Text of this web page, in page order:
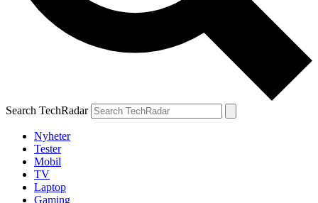
Search TechRadar
Nyheter
Tester
Mobil
TV
Laptop
Gaming